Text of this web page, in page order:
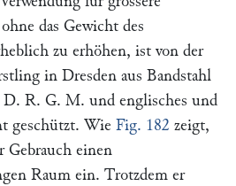
das Gewicht des
zu erhöhen, ist von der
in Dresden aus Bandstahl
R. G. M. und englisches und
geschützt. Wie Fig. 182 zeigt,
Gebrauch einen
Raum ein. Trotzdem er